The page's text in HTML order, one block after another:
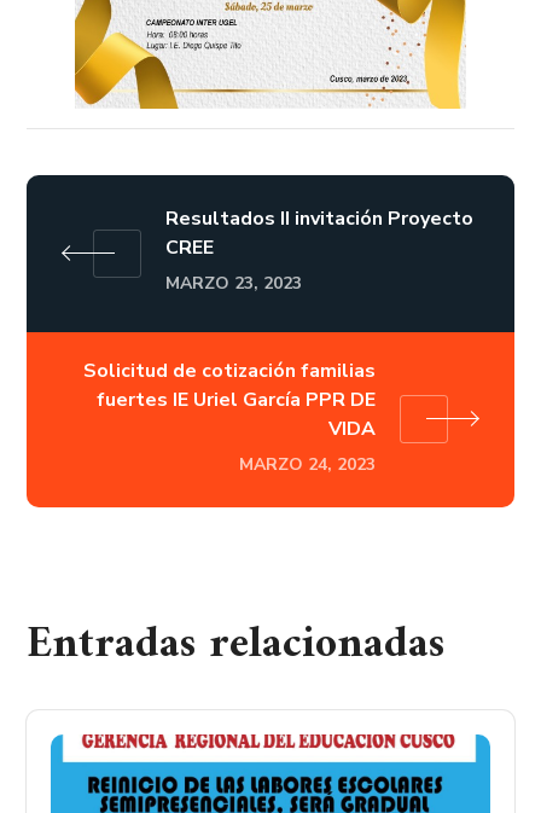
Resultados II invitación Proyecto
CREE
MARZO 23, 2023
Solicitud de cotización familias
fuertes IE Uriel García PPR DE
VIDA
MARZO 24, 2023
Entradas relacionadas